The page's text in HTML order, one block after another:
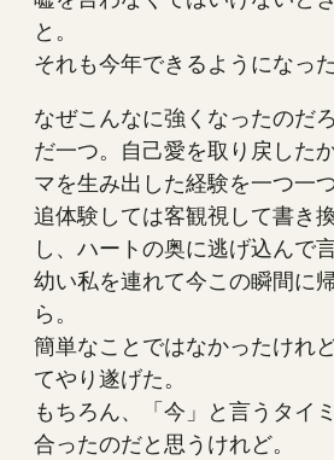
と。
それも今年できるようになった
なぜこんなに強くなったのだ
だ一つ。自己愛を取り戻した
マを生み出した経験を一つ一
追体験しては客観視して書き
し、ハートの奥に逃げ込んで
幼い私を連れて今この瞬間に
ら。
簡単なことではなかったけれ
てやり遂げた。
もちろん、「今」と言うタイ
合ったのだと思うけれど。